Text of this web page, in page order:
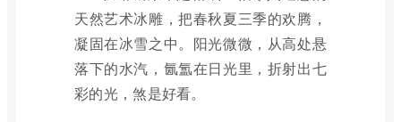
天然艺术冰雕，把春秋夏三季的欢腾，
凝固在冰雪之中。阳光微微，从高处悬
落下的水汽，氤氲在日光里，折射出七
彩的光，煞是好看。